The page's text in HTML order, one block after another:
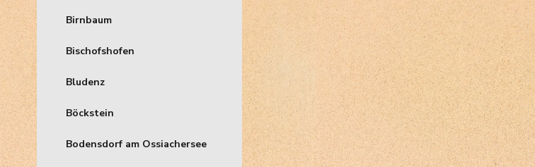
Birnbaum
Bischofshofen
Bludenz
Böckstein
Bodensdorf am Ossiachersee